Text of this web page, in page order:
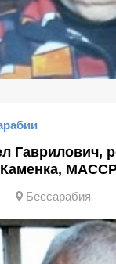
Гаврилович,
Каменка,
Бессарабия